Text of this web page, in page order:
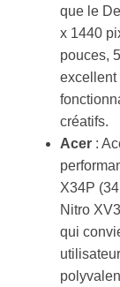
que le
x 1440
pouces,
excellent
créatifs.
Acer :
X34P
Nitro
qui